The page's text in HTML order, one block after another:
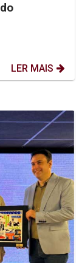
LER MAIS